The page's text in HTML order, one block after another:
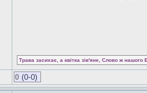
Трава засихає, а квітка зів'яне, Слово ж нашого
0 (0-0)